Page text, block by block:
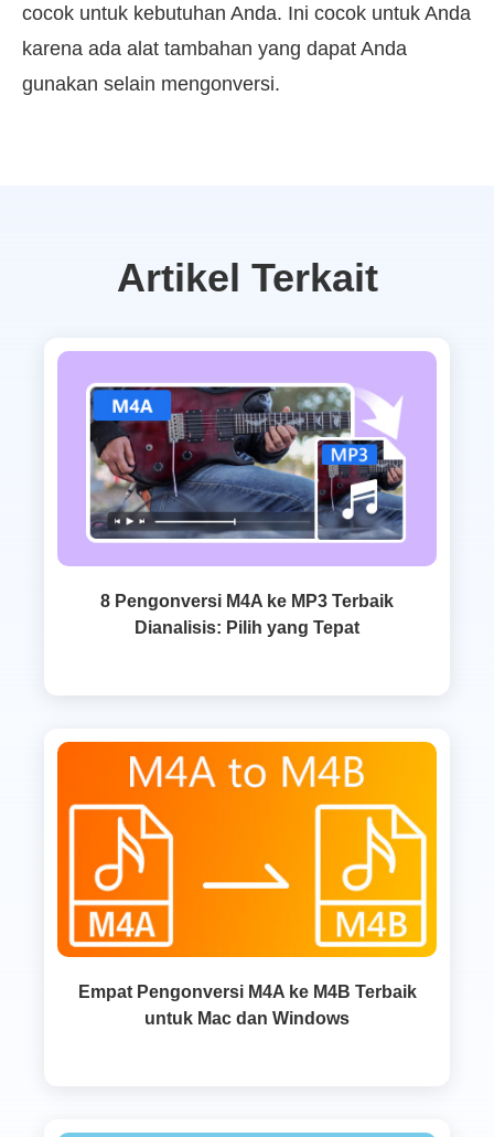
cocok untuk kebutuhan Anda. Ini cocok untuk Anda
karena ada alat tambahan yang dapat Anda
gunakan selain mengonversi.
Artikel Terkait
8 Pengonversi M4A ke MP3 Terbaik
Dianalisis: Pilih yang Tepat
Empat Pengonversi M4A ke M4B Terbaik
untuk Mac dan Windows